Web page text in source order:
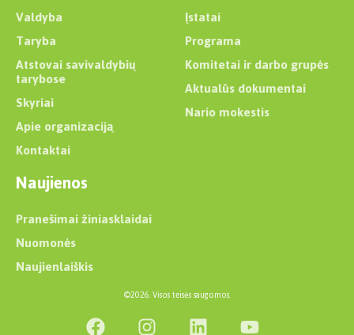
Valdyba
Taryba
Atstovai savivaldybių
tarybose
Skyriai
Apie organizaciją
Kontaktai
Įstatai
Programa
Komitetai ir darbo grupės
Aktualūs dokumentai
Nario mokestis
Naujienos
Pranešimai žiniasklaidai
Nuomonės
Naujienlaiškis
©2026. Visos teisės saugomos.